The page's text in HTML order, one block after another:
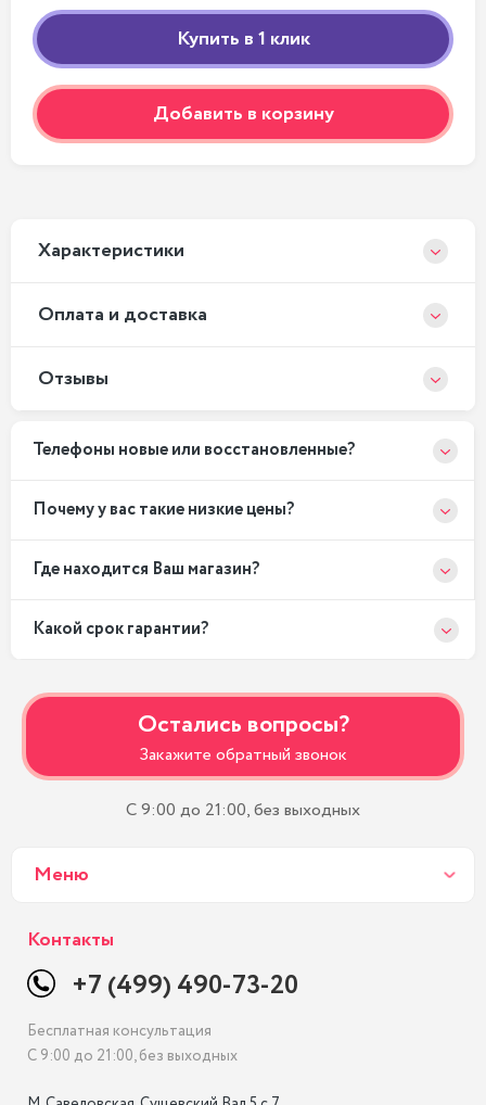
Добавить в корзину
Xарактеристики
Оплата и доставка
Отзывы
Телефоны новые или восстановленные?
Почему у вас такие низкие цены?
Где находится Ваш магазин?
Какой срок гарантии?
Остались вопросы?
Закажите обратный звонок
С 9:00 до 21:00, без выходных
Меню
Контакты
+7 (499) 490-73-20
Бесплатная консультация
С 9:00 до 21:00, без выходных